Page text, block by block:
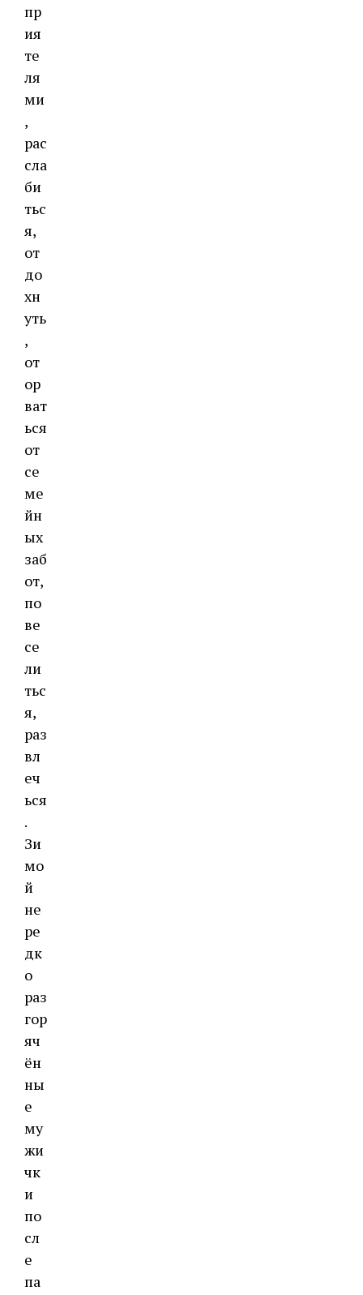
пр
ия
те
ля
ми
,
рас
сла
би
тьс
я,
от
до
хн
уть
,
от
ор
ват
ься
от
се
ме
йн
ых
заб
от,
по
ве
се
ли
тьс
я,
раз
вл
еч
ься
.
Зи
мо
й
не
ре
дк
о
раз
гор
яч
ён
ны
е
му
жи
чк
и
по
сл
е
па